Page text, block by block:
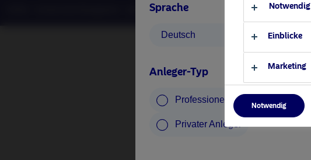
Sprache
Deutsch
Anleger-Typ
Professioneller Anleger
Privater Anleger
©2026 – Nordea Asset Management – alle Rechte vorbehalten Notwendig
Einblicke
Marketing
Notwendig